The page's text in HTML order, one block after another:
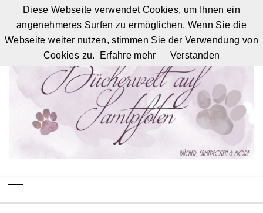
Diese Webseite verwendet Cookies, um Ihnen ein
angenehmeres Surfen zu ermöglichen. Wenn Sie die
Webseite weiter nutzen, stimmen Sie der Verwendung von
Cookies zu.
Erfahre mehr Verstanden